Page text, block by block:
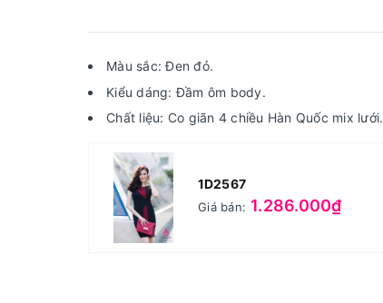
Màu sắc: Đen đỏ.
Kiểu dáng: Đầm ôm body.
Chất liệu: Co giãn 4 chiều Hàn Quốc mix lưới.
1D2567
Giá bán: 1.286.000₫